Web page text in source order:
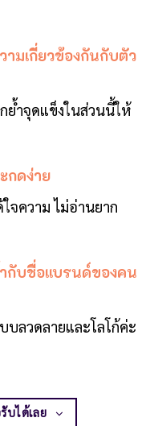
ามเกี่ยวข้องกันกับตัว
ย้ำจุดแข็งในส่วนนี้ให้
กดง่าย
จความ ไม่อ่านยาก
กับชื่อแบรนด์ของคน
บลวดลายและโลโก้ค่ะ
บได้เลย